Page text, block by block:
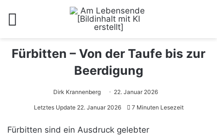
Fürbitten – Von der Taufe bis zur
Beerdigung
Dirk Krannenberg 22. Januar 2026
Letztes Update 22. Januar 2026 7 Minuten Lesezeit
Fürbitten sind ein Ausdruck gelebter